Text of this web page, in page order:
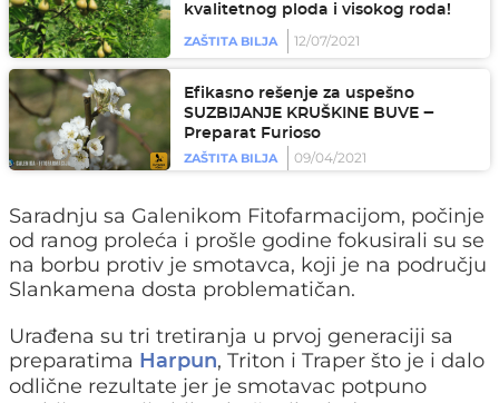
kvalitetnog ploda i visokog roda!
ZAŠTITA BILJA 12/07/2021
Efikasno rešenje za uspešno
SUZBIJANJE KRUŠKINE BUVE ‒
Preparat Furioso
ZAŠTITA BILJA
09/04/2021
Saradnju sa Galenikom Fitofarmacijom, počinje
od ranog proleća i prošle godine fokusirali su se
na borbu protiv je smotavca, koji je na području
Slankamena dosta problematičan.
Urađena su tri tretiranja u prvoj generaciji sa
preparatima
Harpun, Triton i Traper što je i dalo
odlične rezultate jer je smotavac potpuno